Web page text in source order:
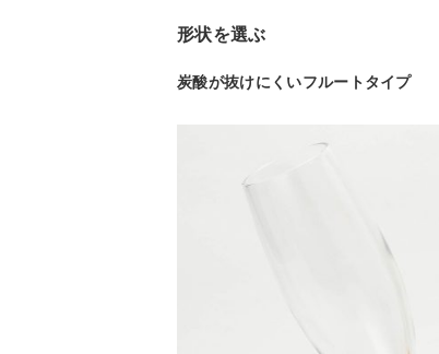
形状を選ぶ
炭酸が抜けにくいフルートタイプ